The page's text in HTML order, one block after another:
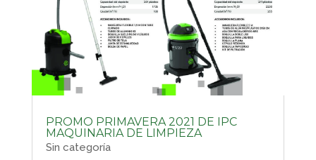
PROMO PRIMAVERA 2021 DE IPC
MAQUINARIA DE LIMPIEZA
Sin categoría